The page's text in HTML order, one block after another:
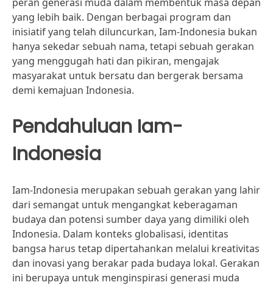
yang lebih baik. Dengan berbagai program dan
inisiatif yang telah diluncurkan, Iam-Indonesia bukan
hanya sekedar sebuah nama, tetapi sebuah gerakan
yang menggugah hati dan pikiran, mengajak
masyarakat untuk bersatu dan bergerak bersama
demi kemajuan Indonesia.
Pendahuluan Iam-
Indonesia
Iam-Indonesia merupakan sebuah gerakan yang lahir
dari semangat untuk mengangkat keberagaman
budaya dan potensi sumber daya yang dimiliki oleh
Indonesia. Dalam konteks globalisasi, identitas
bangsa harus tetap dipertahankan melalui kreativitas
dan inovasi yang berakar pada budaya lokal. Gerakan
ini berupaya untuk menginspirasi generasi muda